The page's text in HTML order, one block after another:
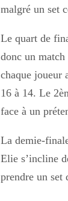
malgré un set
Le quart de
donc un match
chaque joueur
16 à 14. Le
face à un
La demie-
Elie s’incline
prendre un set